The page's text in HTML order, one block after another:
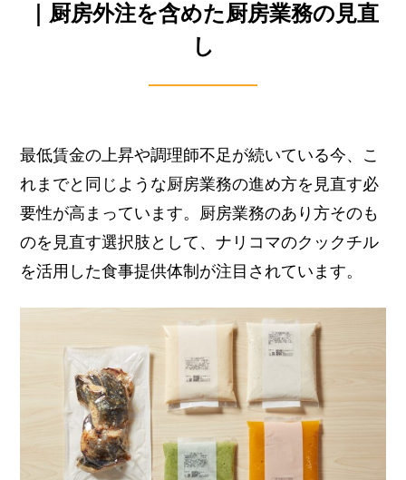
｜厨房外注を含めた厨房業務の見直
し
最低賃金の上昇や調理師不足が続いている今、こ
れまでと同じような厨房業務の進め方を見直す必
要性が高まっています。 厨房業務のあり方そのも
のを見直す選択肢として、ナリコマのクックチル
を活用した食事提供体制が注目されています。